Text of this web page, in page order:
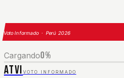
Voto Informado · Perú 2026
Cargando0%
ATVI VOTO INFORMADO